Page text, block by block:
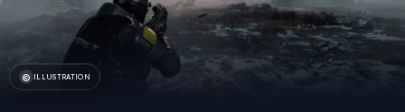
ILLUSTRATION